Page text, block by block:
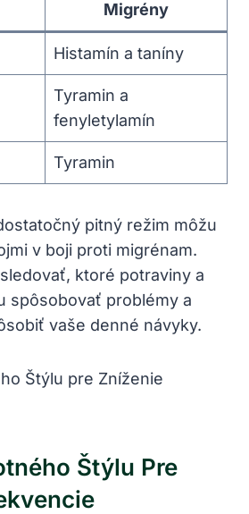
Migrény
Histamín a taníny
Tyramin a⁤
fenyletylamín
Tyramin
pitný režim môžu
v boji ‍proti migrénam.
ktoré potraviny a
spôsobovať problémy⁢ a
vaše denné‌ návyky.
Štýlu Pre